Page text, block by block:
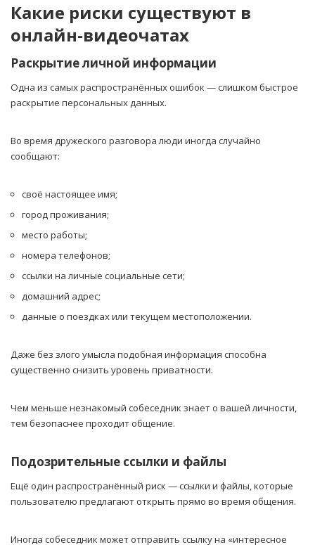
Какие риски существуют в
онлайн-видеочатах
Раскрытие личной информации
Одна из самых распространённых ошибок — слишком быстрое
раскрытие персональных данных.
Во время дружеского разговора люди иногда случайно
сообщают:
своё настоящее имя;
город проживания;
место работы;
номера телефонов;
ссылки на личные социальные сети;
домашний адрес;
данные о поездках или текущем местоположении.
Даже без злого умысла подобная информация способна
существенно снизить уровень приватности.
Чем меньше незнакомый собеседник знает о вашей личности,
тем безопаснее проходит общение.
Подозрительные ссылки и файлы
Ещё один распространённый риск — ссылки и файлы, которые
пользователю предлагают открыть прямо во время общения.
Иногда собеседник может отправить ссылку на «интересное